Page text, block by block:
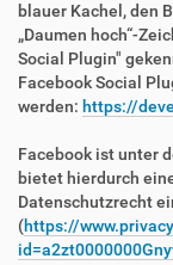
blauer Kachel, den
„Daumen hoch“-
Social Plugin"
Facebook Social
werden: https://
Facebook ist unter
bietet hierdurch
Datenschutzrecht
(https://